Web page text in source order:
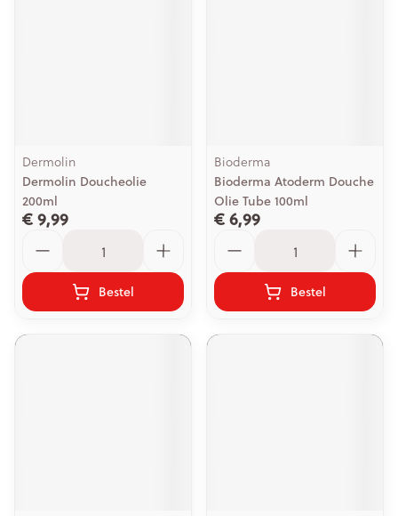
Dermolin
Dermolin Doucheolie
200ml
€ 9,99
Bestel
Bioderma
Bioderma Atoderm Douche
Olie Tube 100ml
€ 6,99
Bestel